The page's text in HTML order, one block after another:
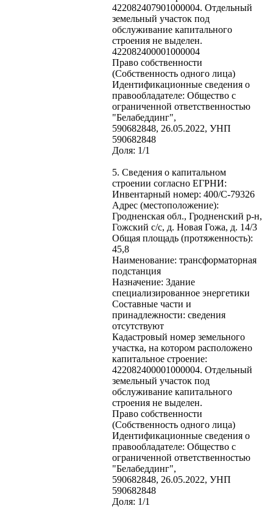
422082407901000004. Отдельный
земельный участок под
обслуживание капитального
строения не выделен.
422082400001000004
Право собственности
(Собственность одного лица)
Идентификационные сведения о
правообладателе: Общество с
ограниченной ответственностью
"Белабеддинг",
590682848, 26.05.2022, УНП
590682848
Доля: 1/1
5. Сведения о капитальном
строении согласно ЕГРНИ:
Инвентарный номер: 400/C-79326
Адрес (местоположение):
Гродненская обл., Гродненский р-н,
Гожский с/с, д. Новая Гожа, д. 14/3
Общая площадь (протяженность):
45,8
Наименование: трансформаторная
подстанция
Назначение: Здание
специализированное энергетики
Составные части и
принадлежности: сведения
отсутствуют
Кадастровый номер земельного
участка, на котором расположено
капитальное строение:
422082400001000004. Отдельный
земельный участок под
обслуживание капитального
строения не выделен.
Право собственности
(Собственность одного лица)
Идентификационные сведения о
правообладателе: Общество с
ограниченной ответственностью
"Белабеддинг",
590682848, 26.05.2022, УНП
590682848
Доля: 1/1